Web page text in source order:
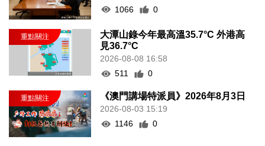
1066
0
大潭山錄今年最高溫35.7°C 外港高
見36.7°C
2026-08-08 16:58
511
0
《澳門講場特派員》2026年8月3日
2026-08-03 15:19
1146
0